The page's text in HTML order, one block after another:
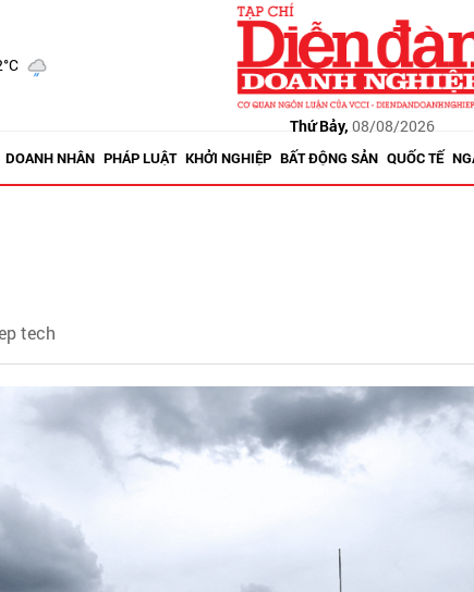
Thứ Bảy, 08/08/2026
DOANH NHÂN PHÁP LUẬT KHỞI NGHIỆP BẤT ĐỘNG SẢN QUỐC TẾ
tech